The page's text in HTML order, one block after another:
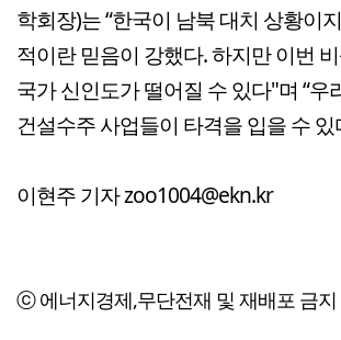
학회장)는 “한국이 남북 대치 상황이
적이란 믿음이 강했다. 하지만 이번
국가 신인도가 떨어질 수 있다"며 “우
건설수주 사업들이 타격을 입을 수
이현주 기자 zoo1004@ekn.kr
ⓒ 에너지경제,무단전재 및 재배포 금지